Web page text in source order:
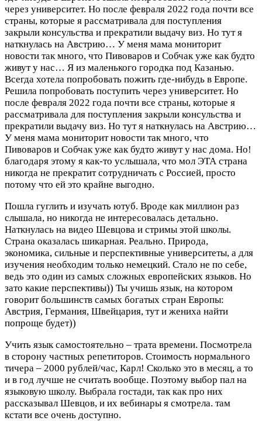
через университет. Но после февраля 2022 года почти все
страны, которые я рассматривала для поступления
закрыли консульства и прекратили выдачу виз. Но тут я
наткнулась на Австрию… У меня мама мониторит
новости так много, что Пивоваров и Собчак уже как будто
живут у нас… Я из маленького городка под Казанью.
Всегда хотела попробовать пожить где-нибудь в Европе.
Решила попробовать поступить через университет. Но
после февраля 2022 года почти все страны, которые я
рассматривала для поступления закрыли консульства и
прекратили выдачу виз. Но тут я наткнулась на Австрию…
У меня мама мониторит новости так много, что
Пивоваров и Собчак уже как будто живут у нас дома. Но!
благодаря этому я как-то услышала, что мол ЭТА страна
никогда не прекратит сотрудничать с Россией, просто
потому что ей это крайне выгодно.
Пошла гуглить и изучать ютуб. Вроде как миллион раз
слышала, но никогда не интересовалась детально.
Наткнулась на видео Шевцова и стримы этой школы.
Страна оказалась шикарная. Реально. Природа,
экономика, сильные и перспективные университеты, а для
изучения необходим только немецкий. Стало не по себе,
ведь это один из самых сложных европейских языков. Но
зато какие перспективы)) Ты учишь язык, на котором
говорит большинств самых богатых стран Европы:
Австрия, Германия, Швейцария, тут и жениха найти
попроще будет))
Учить язык самостоятельно – трата времени. Посмотрела
в сторону частных репетиторов. Стоимость нормального
тичера – 2000 рублей/час, Карл! Сколько это в месяц, а то
и в год лучше не считать вообще. Поэтому выбор пал на
языковую школу. Выбрала гостади, так как про них
рассказывал Шевцов, и их вебинары я смотрела. там
кстати все очень доступно.